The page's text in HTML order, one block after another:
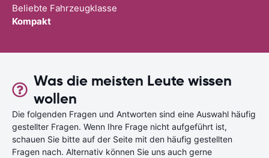
Beliebte Fahrzeugklasse
Kompakt
Was die meisten Leute wissen
wollen
Die folgenden Fragen und Antworten sind eine Auswahl häufig
gestellter Fragen. Wenn Ihre Frage nicht aufgeführt ist,
schauen Sie bitte auf der Seite mit den häufig gestellten
Fragen nach. Alternativ können Sie uns auch gerne